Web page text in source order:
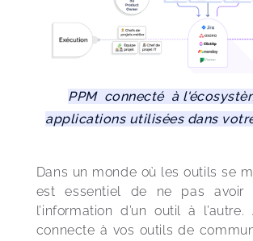
PPM connecté à
applications utilisées dans
Dans un monde où les outils se
est essentiel de ne pas avoir
l’information d’un outil à l’autre.
connecte à vos outils de